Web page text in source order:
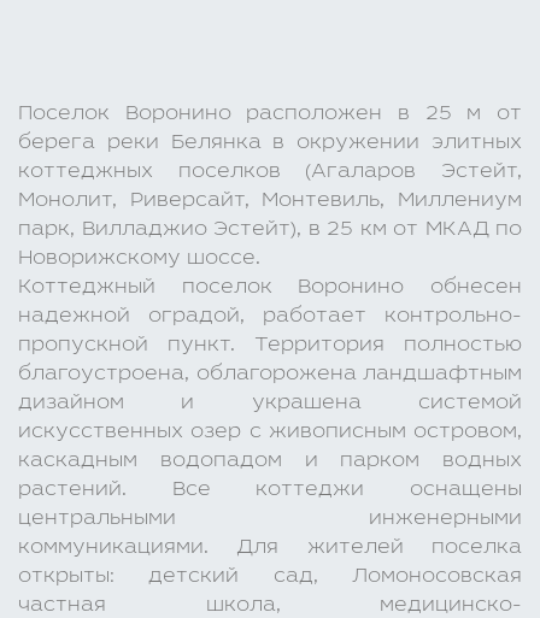
Поселок Воронино расположен в 25 м от
берега реки Белянка в окружении элитных
коттеджных поселков (Агаларов Эстейт,
Монолит, Риверсайт, Монтевиль, Миллениум
парк, Вилладжио Эстейт), в 25 км от МКАД по
Новорижскому шоссе.
Коттеджный поселок Воронино обнесен
надежной оградой, работает контрольно-
пропускной пункт. Территория полностью
благоустроена, облагорожена ландшафтным
дизайном и украшена системой
искусственных озер с живописным островом,
каскадным водопадом и парком водных
растений. Все коттеджи оснащены
центральными инженерными
коммуникациями. Для жителей поселка
открыты: детский сад, Ломоносовская
частная школа, медицинско-